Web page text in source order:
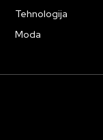
Tehnologija
Moda